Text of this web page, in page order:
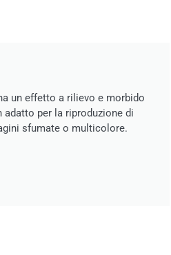
un effetto a rilievo e morbido
per la riproduzione di
sfumate o multicolore.